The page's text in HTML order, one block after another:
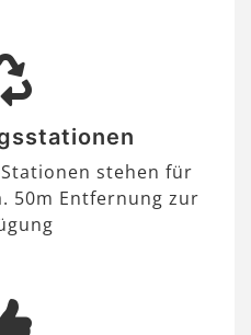
stehen für
50m Entfernung zur